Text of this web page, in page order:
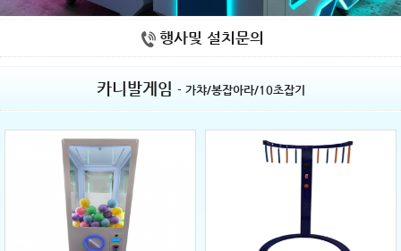
행사및 설치문의
카니발게임 - 가챠/봉잡아라/10초잡기